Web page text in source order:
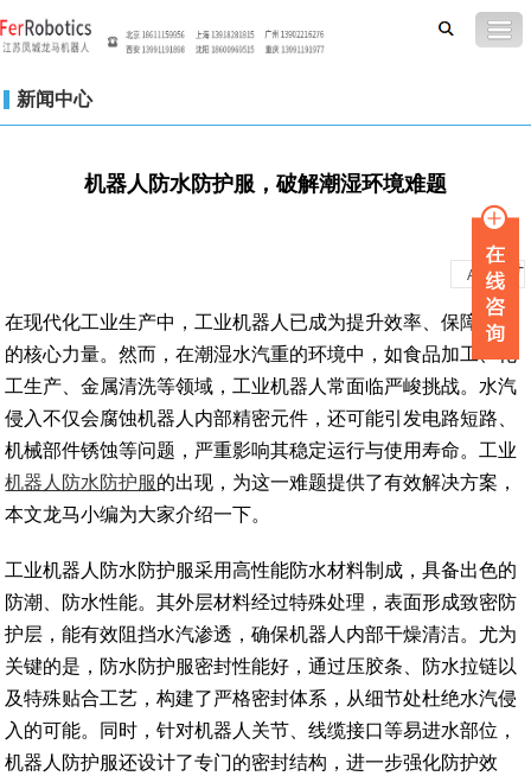
新闻中心
机器人防水防护服，破解潮湿环境难题
A A +
在现代化工业生产中，工业机器人已成为提升效率、保障质量
的核心力量。然而，在潮湿水汽重的环境中，如食品加工、化
工生产、金属清洗等领域，工业机器人常面临严峻挑战。水汽
侵入不仅会腐蚀机器人内部精密元件，还可能引发电路短路、
机械部件锈蚀等问题，严重影响其稳定运行与使用寿命。工业
机器人防水防护服的出现，为这一难题提供了有效解决方案，
本文龙马小编为大家介绍一下。
工业机器人防水防护服采用高性能防水材料制成，具备出色的
防潮、防水性能。其外层材料经过特殊处理，表面形成致密防
护层，能有效阻挡水汽渗透，确保机器人内部干燥清洁。尤为
关键的是，防水防护服密封性能好，通过压胶条、防水拉链以
及特殊贴合工艺，构建了严格密封体系，从细节处杜绝水汽侵
入的可能。同时，针对机器人关节、线缆接口等易进水部位，
机器人防护服还设计了专门的密封结构，进一步强化防护效